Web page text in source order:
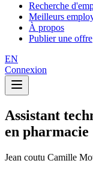
Recherche
Meilleurs
À propos
Publier une offre
EN
Connexion
Assistant
en pharmacie
Jean coutu Camille